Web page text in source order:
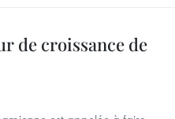
de croissance de